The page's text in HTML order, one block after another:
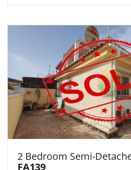
2 Bedroom Semi-
FA139